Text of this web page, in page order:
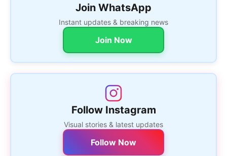
Join WhatsApp
Instant updates & breaking news
Join Now
Follow Instagram
Visual stories & latest updates
Follow Now